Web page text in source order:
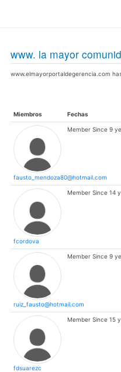
www. la mayor
www.elmayorportaldegerencia.com
Miembros Fechas
fausto_mendoza80@hotmail.com
Member Since 9
fcordova
Member Since 14
ruiz_fausto@hotmail.com
Member Since 9
fdsuarezc
Member Since 15